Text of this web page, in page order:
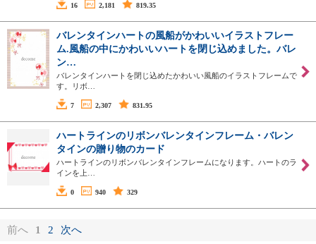
16 2,181 819.35
バレンタインハートの風船がかわいいイラストフレー
ム.風船の中にかわいいハートを閉じ込めました。バレ
ン…
バレンタインハートを閉じ込めたかわいい風船のイラストフレームで
す。リボ…
7 2,307 831.95
ハートラインのリボンバレンタインフレーム・バレン
タインの贈り物のカード
ハートラインのリボンバレンタインフレームになります。ハートのラ
インを上…
0 940 329
前へ 1 2 次へ